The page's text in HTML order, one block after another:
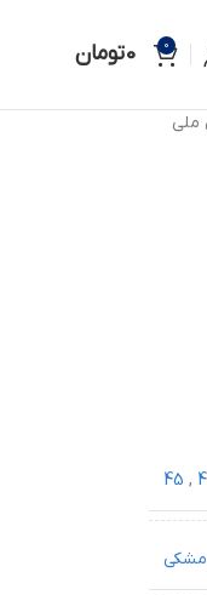
0
0تومان
,
45
مشکی